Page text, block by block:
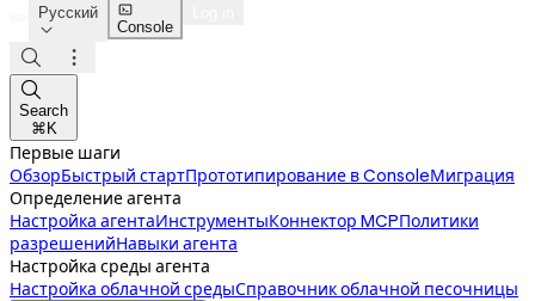
Русский


Console



Search
⌘K
Первые шаги
ОбзорБыстрый стартПрототипирование в ConsoleМиграция
Определение агента
Настройка агентаИнструментыКоннектор MCPПолитики
разрешенийНавыки агента
Настройка среды агента
Настройка облачной средыСправочник облачной песочницы